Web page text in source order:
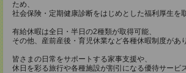
ため、
社会保険・定期健康診断をはじめとした福利厚生を
有給休暇は全日・半日の2種類が取得可能、
その他、産前産後・育児休業など各種休暇制度があ
皆さまの日常をサポートする家事支援や、
休日を彩る旅行や各種施設が割引になる優待サービ